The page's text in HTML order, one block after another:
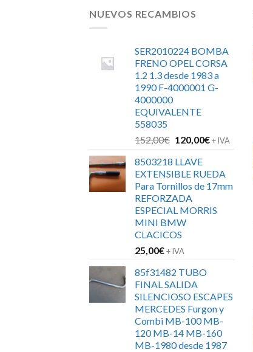
NUEVOS RECAMBIOS
SER2010224 BOMBA
FRENO OPEL CORSA
1.2 1.3 desde 1983 a
1990 F-4000001 G-
4000000
EQUIVALENTE
558035
152,00€ El
original
era:
152,00€.
120,00€El
es:
120,00€.
+ IVA
8503218 LLAVE
EXTENSIBLE RUEDA
Para Tornillos de 17mm
REFORZADA
ESPECIAL MORRIS
MINI BMW
CLACICOS
25,00€+ IVA
85f31482 TUBO
FINAL SALIDA
SILENCIOSO ESCAPES
MERCEDES Furgon y
Combi MB-100 MB-
120 MB-14 MB-160
MB-1980 desde 1987